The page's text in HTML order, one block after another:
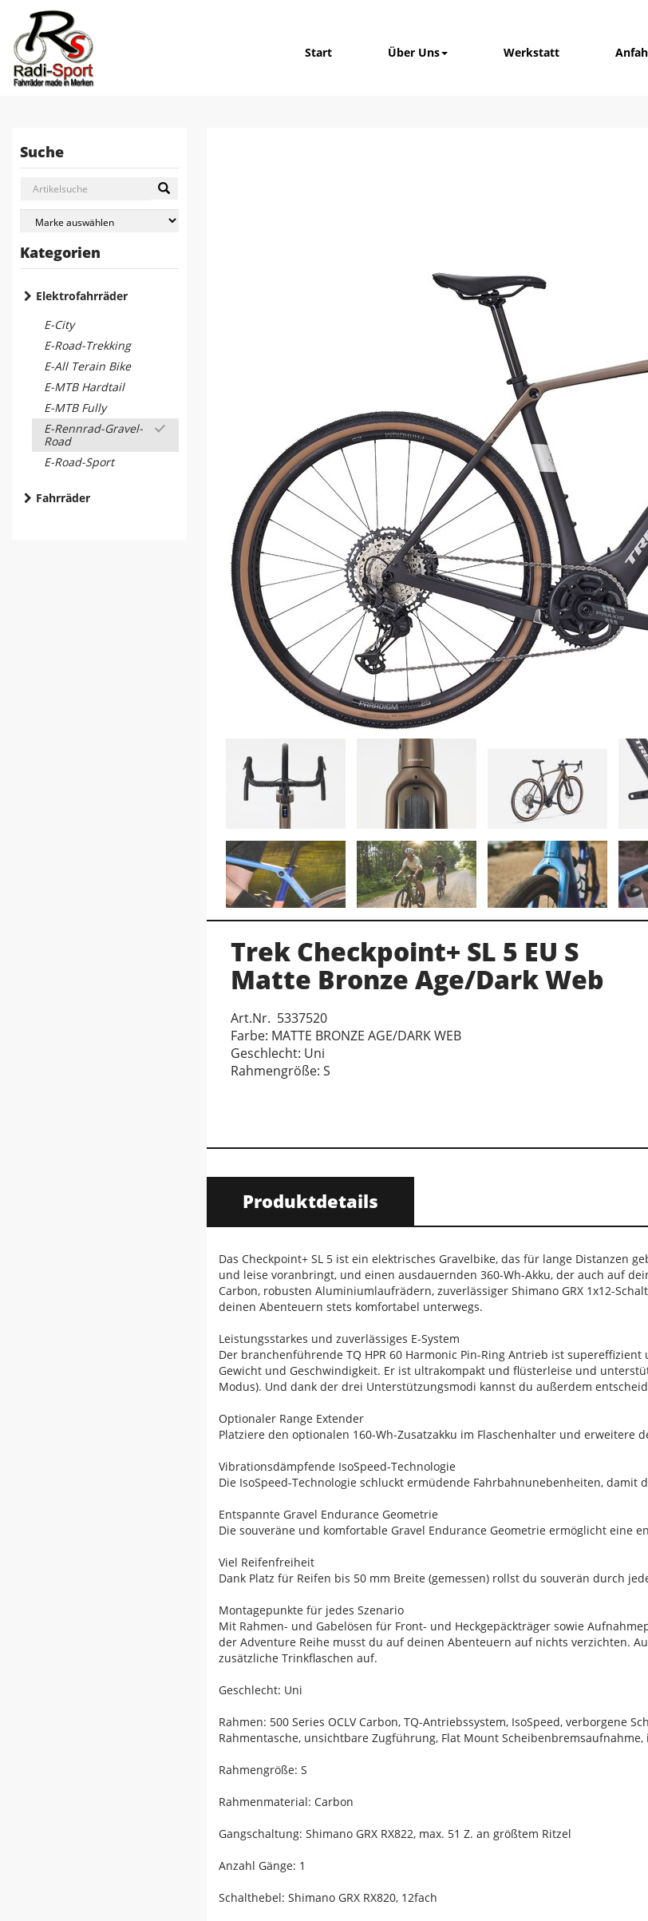
Start Über Uns Werkstatt
Suche
Kategorien
Elektrofahrräder
E-City
E-Road-Trekking
E-All Terain Bike
E-MTB Hardtail
E-MTB Fully
E-Rennrad-Gravel-
Road
E-Road-Sport
Fahrräder
Trek Checkpoint+ SL 5 EU S
Matte Bronze Age/Dark Web
Art.Nr. 5337520
Farbe: MATTE BRONZE AGE/DARK WEB
Geschlecht: Uni
Rahmengröße: S
Produktdetails
Das Checkpoint+ SL 5 ist ein elektrisches Gravelbike, das für lange Distanzen
und leise voranbringt, und einen ausdauernden 360-Wh-Akku, der auch auf
Carbon, robusten Aluminiumlaufrädern, zuverlässiger Shimano GRX 1x12-
deinen Abenteuern stets komfortabel unterwegs.
Leistungsstarkes und zuverlässiges E-System
Der branchenführende TQ HPR 60 Harmonic Pin-Ring Antrieb ist
Gewicht und Geschwindigkeit. Er ist ultrakompakt und flüsterleise und
Modus). Und dank der drei Unterstützungsmodi kannst du außerdem
Optionaler Range Extender
Platziere den optionalen 160-Wh-Zusatzakku im Flaschenhalter und erweitere
Vibrationsdämpfende IsoSpeed-Technologie
Die IsoSpeed-Technologie schluckt ermüdende Fahrbahnunebenheiten,
Entspannte Gravel Endurance Geometrie
Die souveräne und komfortable Gravel Endurance Geometrie ermöglicht eine
Viel Reifenfreiheit
Dank Platz für Reifen bis 50 mm Breite (gemessen) rollst du souverän durch
Montagepunkte für jedes Szenario
Mit Rahmen- und Gabelösen für Front- und Heckgepäckträger sowie
der Adventure Reihe musst du auf deinen Abenteuern auf nichts verzichten.
zusätzliche Trinkflaschen auf.
Geschlecht: Uni
Rahmen: 500 Series OCLV Carbon, TQ-Antriebssystem, IsoSpeed, verborgene
Rahmentasche, unsichtbare Zugführung, Flat Mount
Rahmengröße: S
Rahmenmaterial: Carbon
Gangschaltung: Shimano GRX RX822, max. 51 Z. an größtem Ritzel
Anzahl Gänge: 1
Schalthebel: Shimano GRX RX820, 12fach